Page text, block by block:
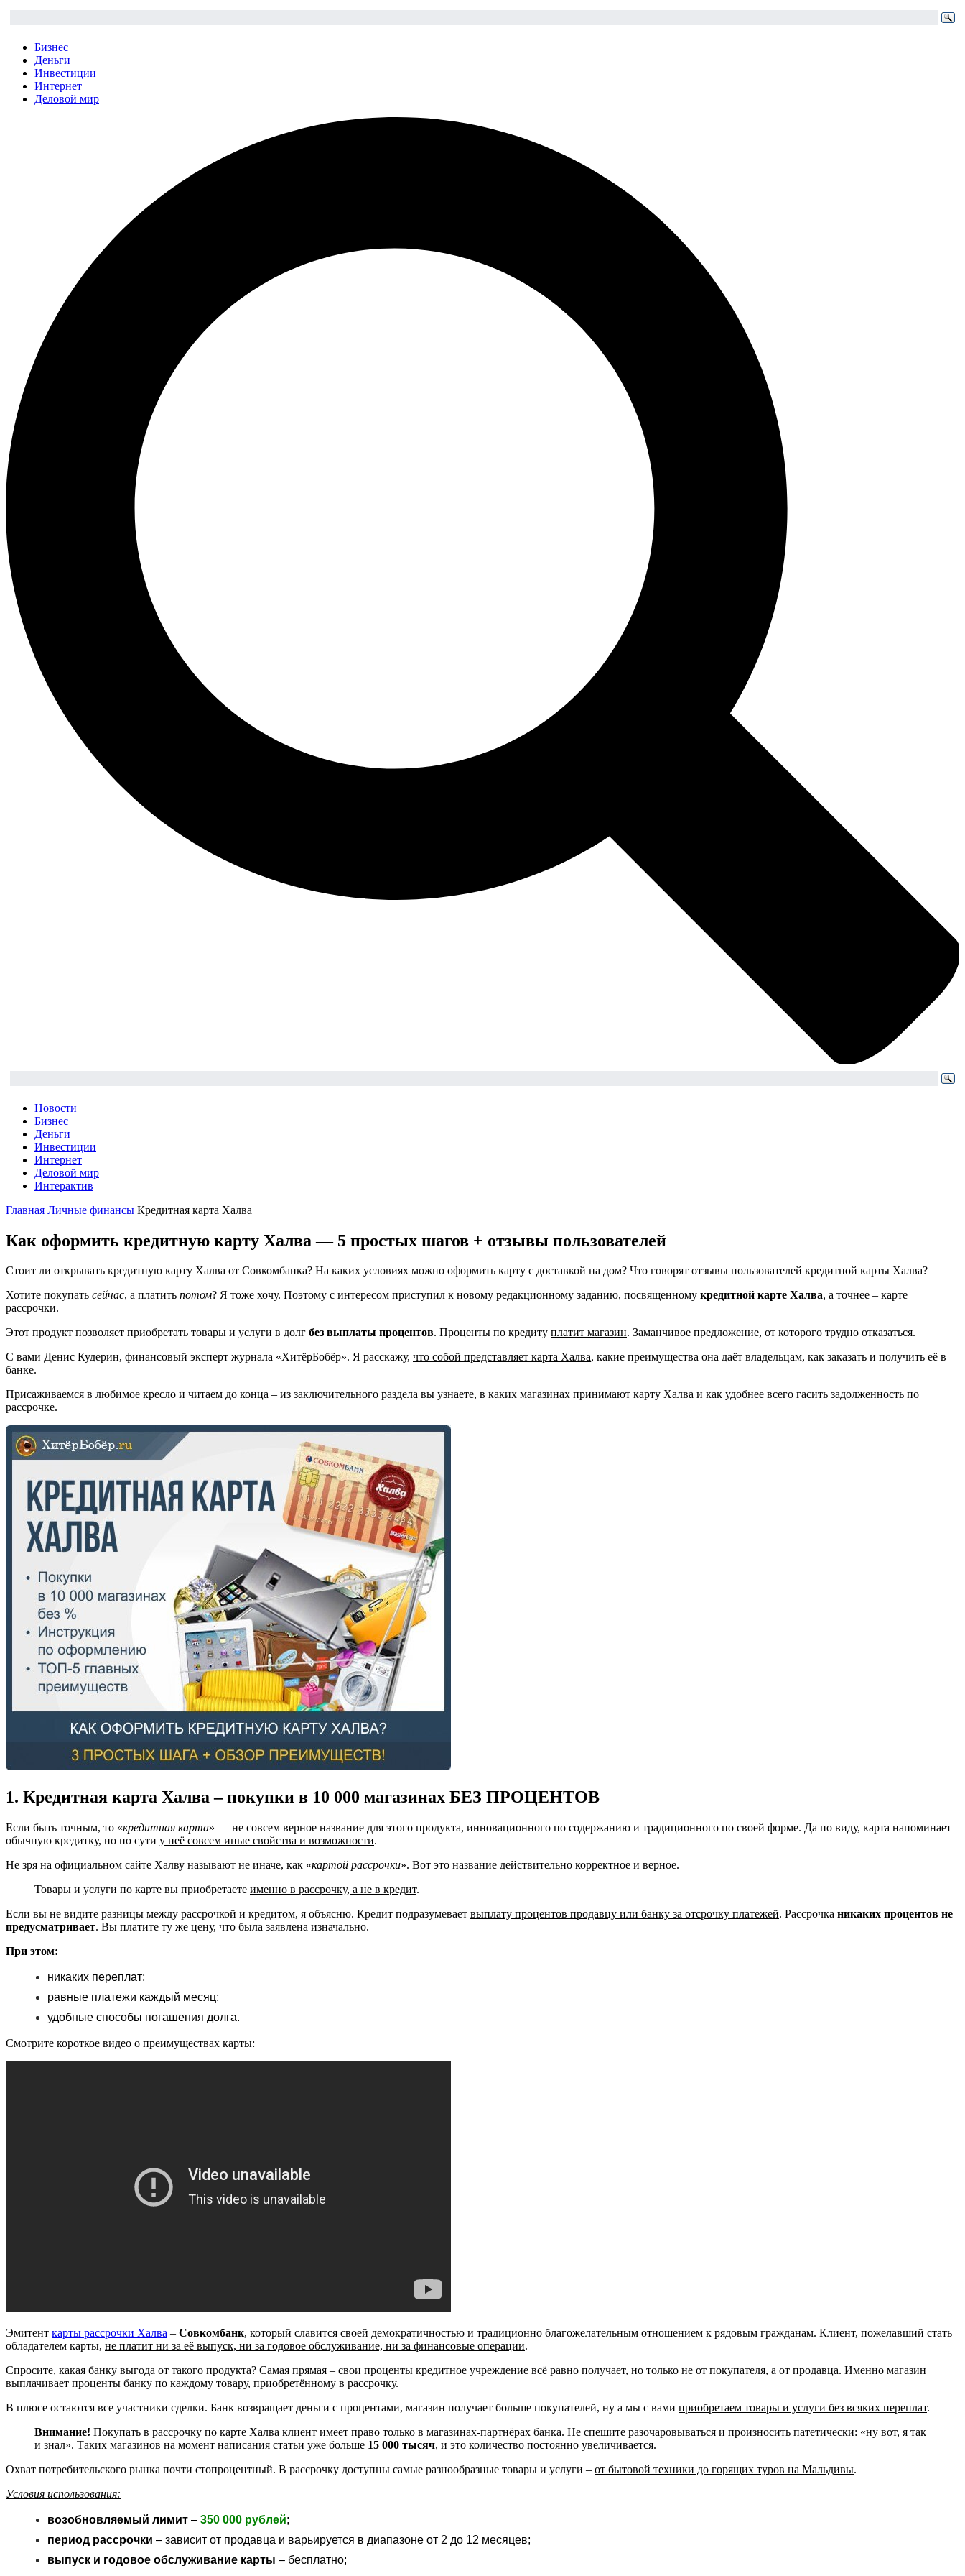
Бизнес
Деньги
Инвестиции
Интернет
Деловой мир
Новости
Бизнес
Деньги
Инвестиции
Интернет
Деловой мир
Интерактив
Главная Личные финансы Кредитная карта Халва
Как оформить кредитную карту Халва — 5 простых шагов + отзывы пользователей
Стоит ли открывать кредитную карту Халва от Совкомбанка? На каких условиях можно оформить карту с доставкой на дом? Что говорят отзывы пользователей кредитной карты Халва?
Хотите покупать сейчас, а платить потом? Я тоже хочу. Поэтому с интересом приступил к новому редакционному заданию, посвященному кредитной карте Халва, а точнее – карте
рассрочки.
Этот продукт позволяет приобретать товары и услуги в долг без выплаты процентов. Проценты по кредиту платит магазин. Заманчивое предложение, от которого трудно отказаться.
С вами Денис Кудерин, финансовый эксперт журнала «ХитёрБобёр». Я расскажу, что собой представляет карта Халва, какие преимущества она даёт владельцам, как заказать и получить её в
банке.
Присаживаемся в любимое кресло и читаем до конца – из заключительного раздела вы узнаете, в каких магазинах принимают карту Халва и как удобнее всего гасить задолженность по
рассрочке.
1. Кредитная карта Халва – покупки в 10 000 магазинах БЕЗ ПРОЦЕНТОВ
Если быть точным, то «кредитная карта» — не совсем верное название для этого продукта, инновационного по содержанию и традиционного по своей форме. Да по виду, карта напоминает
обычную кредитку, но по сути у неё совсем иные свойства и возможности.
Не зря на официальном сайте Халву называют не иначе, как «картой рассрочки». Вот это название действительно корректное и верное.
Товары и услуги по карте вы приобретаете именно в рассрочку, а не в кредит.
Если вы не видите разницы между рассрочкой и кредитом, я объясню. Кредит подразумевает выплату процентов продавцу или банку за отсрочку платежей. Рассрочка никаких процентов не
предусматривает. Вы платите ту же цену, что была заявлена изначально.
При этом:
никаких переплат;
равные платежи каждый месяц;
удобные способы погашения долга.
Смотрите короткое видео о преимуществах карты:
Эмитент карты рассрочки Халва – Совкомбанк, который славится своей демократичностью и традиционно благожелательным отношением к рядовым гражданам. Клиент, пожелавший стать
обладателем карты, не платит ни за её выпуск, ни за годовое обслуживание, ни за финансовые операции.
Спросите, какая банку выгода от такого продукта? Самая прямая – свои проценты кредитное учреждение всё равно получает, но только не от покупателя, а от продавца. Именно магазин
выплачивает проценты банку по каждому товару, приобретённому в рассрочку.
В плюсе остаются все участники сделки. Банк возвращает деньги с процентами, магазин получает больше покупателей, ну а мы с вами приобретаем товары и услуги без всяких переплат.
Внимание! Покупать в рассрочку по карте Халва клиент имеет право только в магазинах-партнёрах банка. Не спешите разочаровываться и произносить патетически: «ну вот, я так
и знал». Таких магазинов на момент написания статьи уже больше 15 000 тысяч, и это количество постоянно увеличивается.
Охват потребительского рынка почти стопроцентный. В рассрочку доступны самые разнообразные товары и услуги – от бытовой техники до горящих туров на Мальдивы.
Условия использования:
возобновляемый лимит – 350 000 рублей;
период рассрочки – зависит от продавца и варьируется в диапазоне от 2 до 12 месяцев;
выпуск и годовое обслуживание карты – бесплатно;